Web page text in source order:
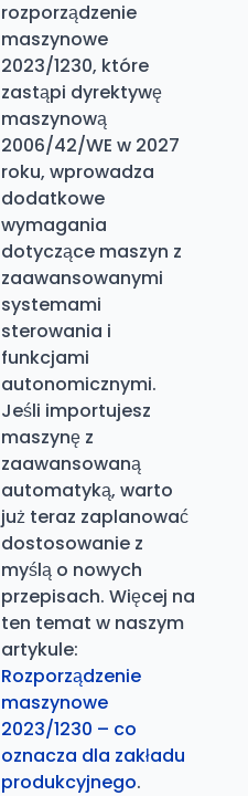
rozporządzenie
maszynowe
2023/1230, które
zastąpi dyrektywę
maszynową
2006/42/WE w 2027
roku, wprowadza
dodatkowe
wymagania
dotyczące maszyn z
zaawansowanymi
systemami
sterowania i
funkcjami
autonomicznymi.
Jeśli importujesz
maszynę z
zaawansowaną
automatyką, warto
już teraz zaplanować
dostosowanie z
myślą o nowych
przepisach. Więcej na
ten temat w naszym
artykule:
Rozporządzenie
maszynowe
2023/1230 – co
oznacza dla zakładu
produkcyjnego.